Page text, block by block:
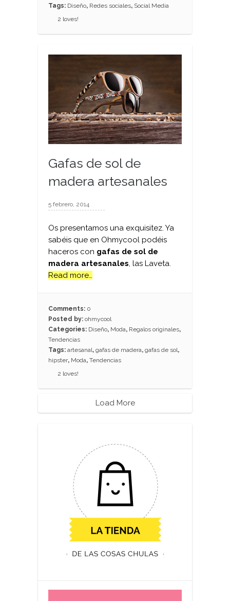
Tags: Diseño, Redes sociales, Social Media
2 loves!
Gafas de sol de
madera artesanales
5 febrero, 2014
Os presentamos una exquisitez. Ya
sabéis que en Ohmycool podéis
haceros con gafas de sol de
madera artesanales, las Laveta.
Read more…
Comments: 0
Posted by: ohmycool
Categories: Diseño, Moda, Regalos originales,
Tendencias
Tags: artesanal, gafas de madera, gafas de sol,
hipster, Moda, Tendencias
2 loves!
Load More